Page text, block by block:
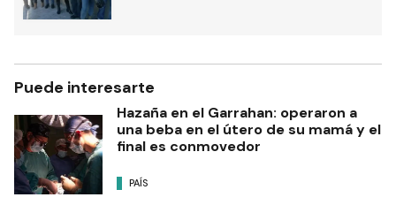
Puede interesarte
Hazaña en el Garrahan: operaron a
una beba en el útero de su mamá y el
final es conmovedor
PAÍS